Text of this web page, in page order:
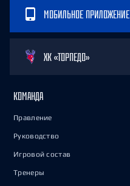
МОБИЛЬНОЕ ПРИЛОЖЕНИЕ
ХК «ТОРПЕДО»
КОМАНДА
Правление
Руководство
Игровой состав
Тренеры